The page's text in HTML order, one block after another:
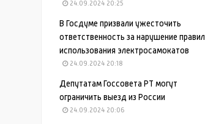
24.09.2024 20:25
В Госдуме призвали ужесточить
ответственность за нарушение правил
использования электросамокатов
24.09.2024 20:18
Депутатам Госсовета РТ могут
ограничить выезд из России
24.09.2024 20:06